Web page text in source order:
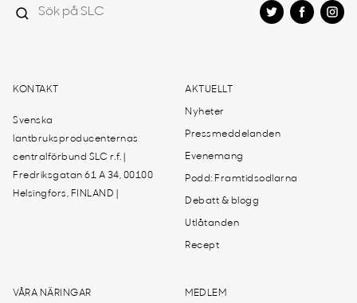
KONTAKT
Svenska
lantbruksproducenternas
centralförbund SLC r.f. |
Fredriksgatan 61 A 34, 00100
Helsingfors, FINLAND |
AKTUELLT
Nyheter
Pressmeddelanden
Evenemang
Podd: Framtidsodlarna
Debatt & blogg
Utlåtanden
Recept
VÅRA NÄRINGAR MEDLEM